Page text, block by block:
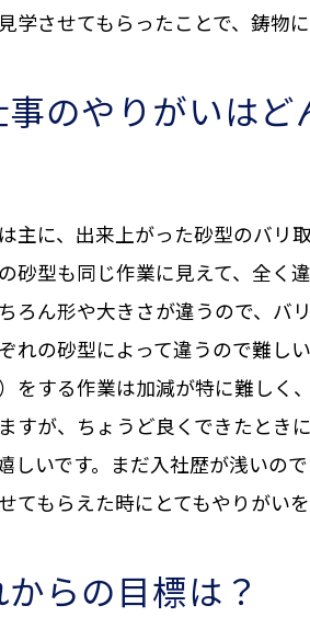
学させてもらったことで、鋳物
事のやりがいは
主に、出来上がった砂型のバリ
砂型も同じ作業に見えて、全く
ろん形や大きさが違うので、バ
れの砂型によって違うので難し
をする作業は加減が特に難しく
すが、ちょうど良くできたとき
しいです。まだ入社歴が浅いの
てもらえた時にとてもやりがい
からの目標は？